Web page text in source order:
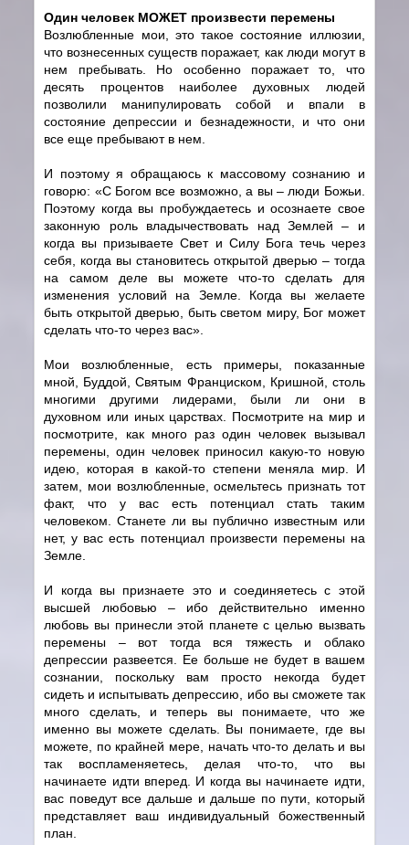
Один человек МОЖЕТ произвести перемены
Возлюбленные мои, это такое состояние иллюзии,
что вознесенных существ поражает, как люди могут в
нем пребывать. Но особенно поражает то, что
десять процентов наиболее духовных людей
позволили манипулировать собой и впали в
состояние депрессии и безнадежности, и что они
все еще пребывают в нем.
И поэтому я обращаюсь к массовому сознанию и
говорю: «С Богом все возможно, а вы – люди Божьи.
Поэтому когда вы пробуждаетесь и осознаете свое
законную роль владычествовать над Землей – и
когда вы призываете Свет и Силу Бога течь через
себя, когда вы становитесь открытой дверью – тогда
на самом деле вы можете что-то сделать для
изменения условий на Земле. Когда вы желаете
быть открытой дверью, быть светом миру, Бог может
сделать что-то через вас».
Мои возлюбленные, есть примеры, показанные
мной, Буддой, Святым Франциском, Кришной, столь
многими другими лидерами, были ли они в
духовном или иных царствах. Посмотрите на мир и
посмотрите, как много раз один человек вызывал
перемены, один человек приносил какую-то новую
идею, которая в какой-то степени меняла мир. И
затем, мои возлюбленные, осмельтесь признать тот
факт, что у вас есть потенциал стать таким
человеком. Станете ли вы публично известным или
нет, у вас есть потенциал произвести перемены на
Земле.
И когда вы признаете это и соединяетесь с этой
высшей любовью – ибо действительно именно
любовь вы принесли этой планете с целью вызвать
перемены – вот тогда вся тяжесть и облако
депрессии развеется. Ее больше не будет в вашем
сознании, поскольку вам просто некогда будет
сидеть и испытывать депрессию, ибо вы сможете так
много сделать, и теперь вы понимаете, что же
именно вы можете сделать. Вы понимаете, где вы
можете, по крайней мере, начать что-то делать и вы
так воспламеняетесь, делая что-то, что вы
начинаете идти вперед. И когда вы начинаете идти,
вас поведут все дальше и дальше по пути, который
представляет ваш индивидуальный божественный
план.